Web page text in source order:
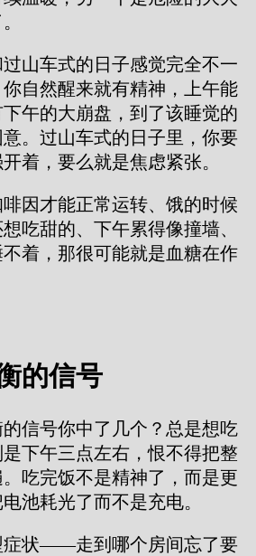
山车式的日子感觉完全不一
自然醒来就有精神，上午能
午的大崩盘，到了该睡觉的
。过山车式的日子里，你要
着，要么就是焦虑紧张。
因才能正常运转、饿的时候
吃甜的、下午累得像撞墙、
着，那很可能就是血糖在作
的信号
信号你中了几个？总是想吃
下午三点左右，恨不得把整
吃完饭不是精神了，而是更
池耗光了而不是充电。
症状——走到哪个房间忘了要